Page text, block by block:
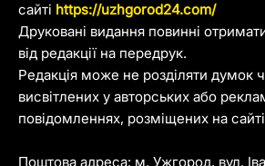
сайті https://uzhgorod24.com/
Друковані видання повинні
від редакції на передрук.
Редакція може не розділяти думок
висвітлених у авторських або
повідомленнях, розміщених на
Поштова адреса: м. Ужгород, вул.